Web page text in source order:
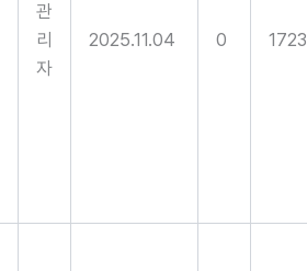
관
리
자
2025.11.04 0